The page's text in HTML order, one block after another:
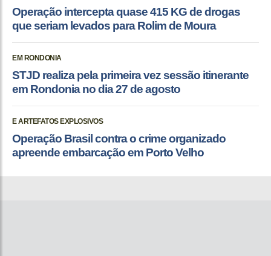
Operação intercepta quase 415 KG de drogas
que seriam levados para Rolim de Moura
EM RONDONIA
STJD realiza pela primeira vez sessão itinerante
em Rondonia no dia 27 de agosto
E ARTEFATOS EXPLOSIVOS
Operação Brasil contra o crime organizado
apreende embarcação em Porto Velho